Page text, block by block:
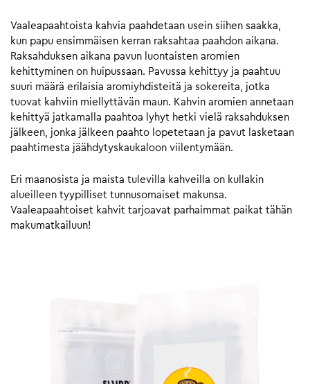
Vaaleapaahtoista kahvia paahdetaan usein siihen saakka,
kun papu ensimmäisen kerran raksahtaa paahdon aikana.
Raksahduksen aikana pavun luontaisten aromien
kehittyminen on huipussaan. Pavussa kehittyy ja paahtuu
suuri määrä erilaisia aromiyhdisteitä ja sokereita, jotka
tuovat kahviin miellyttävän maun. Kahvin aromien annetaan
kehittyä jatkamalla paahtoa lyhyt hetki vielä raksahduksen
jälkeen, jonka jälkeen paahto lopetetaan ja pavut lasketaan
paahtimesta jäähdytyskaukaloon viilentymään.
Eri maanosista ja maista tulevilla kahveilla on kullakin
alueilleen tyypilliset tunnusomaiset makunsa.
Vaaleapaahtoiset kahvit tarjoavat parhaimmat paikat tähän
makumatkailuun!